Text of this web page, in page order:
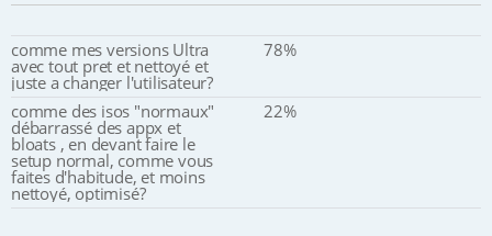
comme mes versions Ultra
avec tout pret et nettoyé et
juste a changer l'utilisateur?
78%
comme des isos "normaux"
débarrassé des appx et
bloats , en devant faire le
setup normal, comme vous
faites d'habitude, et moins
nettoyé, optimisé?
22%